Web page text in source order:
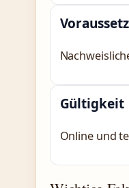
Gültigkeit
Online und